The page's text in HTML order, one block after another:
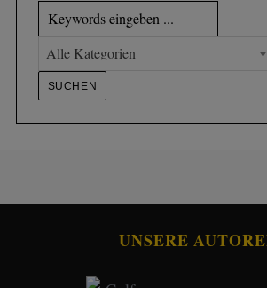
UNSERE